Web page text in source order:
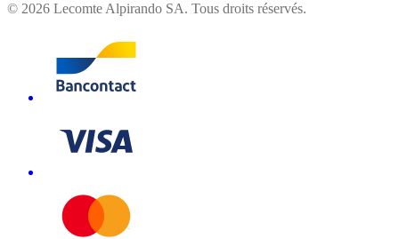
© 2026 Lecomte Alpirando SA. Tous droits réservés.